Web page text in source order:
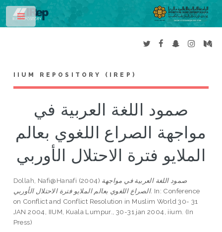
IIUM REPOSITORY (IREP)
صمود اللغة العربية في
مواجهة الصراع اللغوي بعالم
الملايو فترة الاحتلال الأوربي
Dollah, Nafi@Hanafi (2004) صمود اللغة العربية في مواجهة
الصراع اللغوي بعالم الملايو فترة الاحتلال الأوربي. In: Conference
on Conflict and Conflict Resolution in Muslim World 30- 31
JAN 2004, IIUM, Kuala Lumpur., 30-31 jan 2004, iium. (In
Press)
Toggle